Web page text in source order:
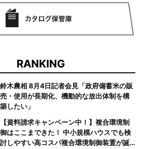
RANKING
鈴木農相 8月4日記者会見「政府備蓄米の販
売・使用が長期化、機動的な放出体制を構
築したい」
【資料請求キャンペーン中！】複合環境制
御はここまできた！ 中小規模ハウスでも検
討しやすい高コスパ複合環境制御装置が誕